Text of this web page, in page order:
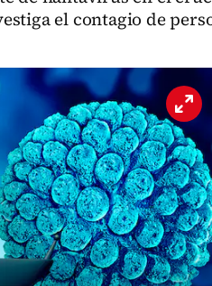
el contagio de